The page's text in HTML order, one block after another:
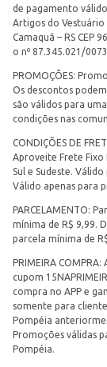
de pagamento
Artigos do Vestuário
Camaquã – RS CEP
o nº 87.345.021/
PROMOÇÕES:
Os descontos
são válidos para
condições nas
CONDIÇÕES DE
Aproveite Frete Fixo
Sul e Sudeste.
Válido apenas para
PARCELAMENTO:
mínima de R$ 9,99.
parcela mínima de
PRIMEIRA
cupom
compra no APP e
somente para
Pompéia
Promoções válidas
Pompéia.